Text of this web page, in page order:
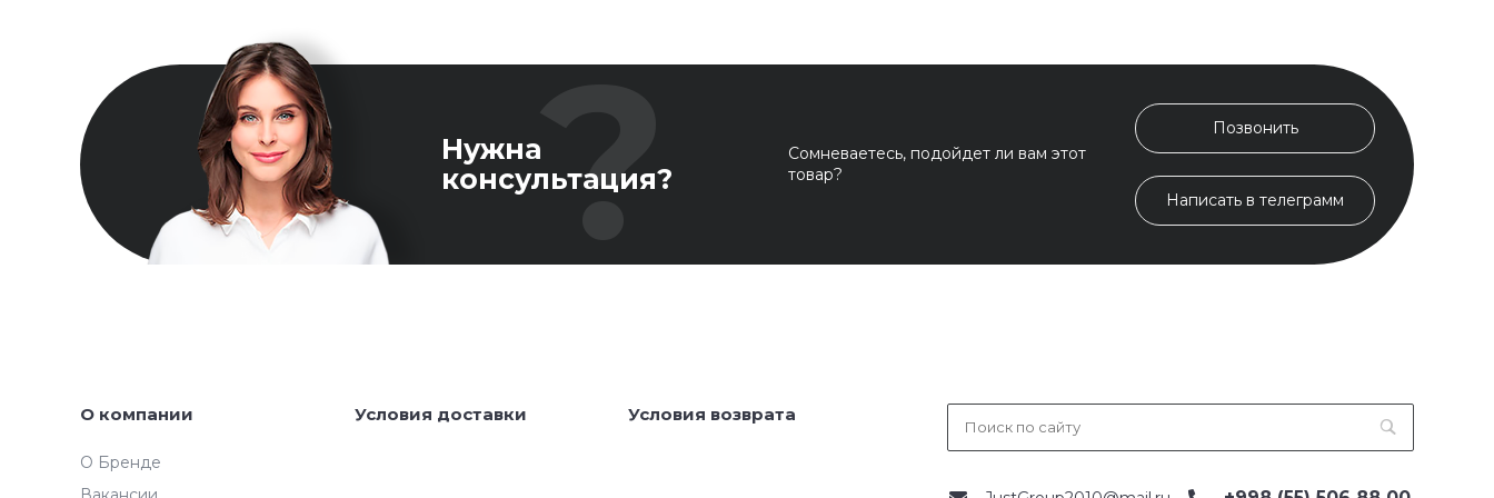
Нужна
консультация?
Сомневаетесь, подойдет ли вам этот
товар?
Позвонить
Написать в телеграмм
О компании
О Бренде
Условия доставки Условия возврата